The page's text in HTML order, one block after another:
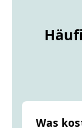
Was